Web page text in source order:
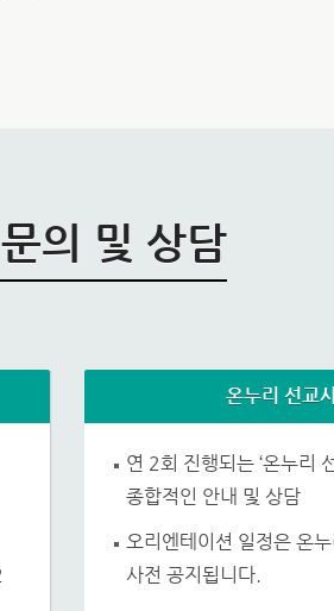
의 및 상담
온누리 선교
연 2회 진행되는 ‘온누리
종합적인 안내 및 상담
오리엔테이션 일정은 온
사전 공지됩니다.